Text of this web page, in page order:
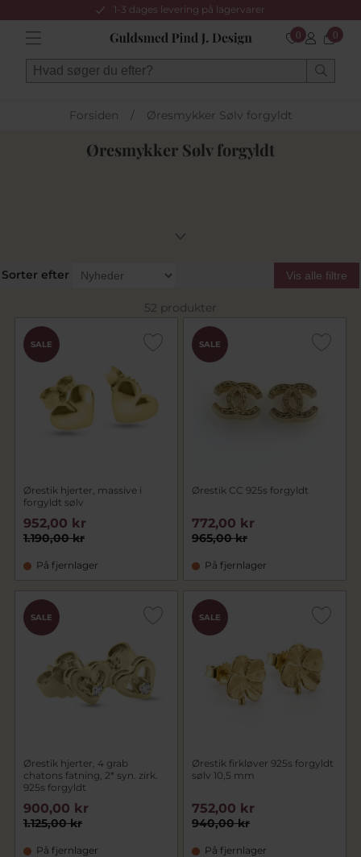
1-3 dages levering på lagervarer
0 0
Forsiden / Øresmykker Sølv forgyldt
Øresmykker Sølv forgyldt
Sorter efter Vis alle filtre
52 produkter
SALE
Ørestik hjerter, massive i
forgyldt sølv
1.190,00 kr
952,00 kr
På fjernlager
SALE
Ørestik CC 925s forgyldt
965,00 kr
772,00 kr
På fjernlager
SALE
Ørestik hjerter, 4 grab
chatons fatning, 2* syn. zirk.
925s forgyldt
1.125,00 kr
900,00 kr
På fjernlager
SALE
Ørestik firkløver 925s forgyldt
sølv 10,5 mm
940,00 kr
752,00 kr
På fjernlager